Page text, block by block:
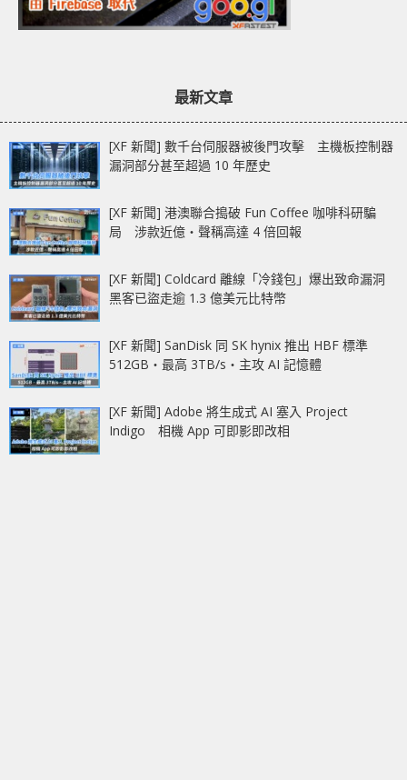
最新文章
[XF 新聞] 數千台伺服器被後門攻擊 主機板控制器
漏洞部分甚至超過 10 年歷史
[XF 新聞] 港澳聯合搗破 Fun Coffee 咖啡科研騙
局 涉款近億‧聲稱高達 4 倍回報
[XF 新聞] Coldcard 離線「冷錢包」爆出致命漏洞
黑客已盜走逾 1.3 億美元比特幣
[XF 新聞] SanDisk 同 SK hynix 推出 HBF 標準
512GB‧最高 3TB/s‧主攻 AI 記憶體
[XF 新聞] Adobe 將生成式 AI 塞入 Project
Indigo 相機 App 可即影即改相